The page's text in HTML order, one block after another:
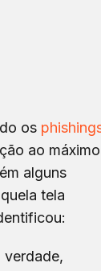
os
ao
alguns
tela
verdade,